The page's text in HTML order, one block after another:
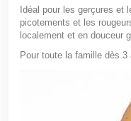
Idéal pour les gerçures et
picotements et les
localement et en douceur
Pour toute la famille dès 3